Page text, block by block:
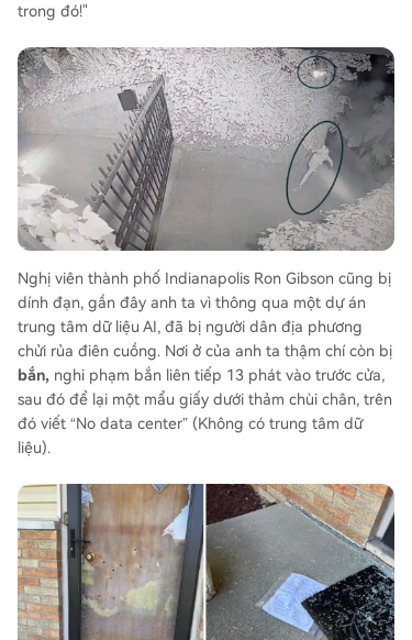
trong đó!"
Nghị viên thành phố Indianapolis Ron Gibson cũng bị
dính đạn, gần đây anh ta vì thông qua một dự án
trung tâm dữ liệu AI, đã bị người dân địa phương
chửi rủa điên cuồng. Nơi ở của anh ta thậm chí còn bị
bắn, nghi phạm bắn liên tiếp 13 phát vào trước cửa,
sau đó để lại một mẩu giấy dưới thảm chùi chân, trên
đó viết “No data center” (Không có trung tâm dữ
liệu).